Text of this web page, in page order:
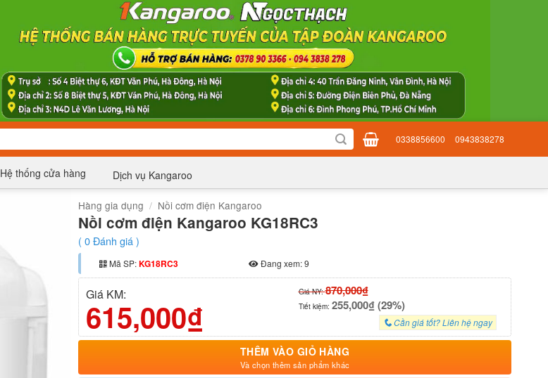
0338856600 0943838278
Hệ thống cửa hàng Dịch vụ Kangaroo
Hàng gia dụng / Nồi cơm điện Kangaroo
Nồi cơm điện Kangaroo KG18RC3
( 0Đánh giá )
Mã SP:KG18RC3 Đang xem: 9
Giá KM:
615,000₫
Giá NY:870,000₫
Tiết kiệm: 255,000₫ (29%)
Cần giá tốt? Liên hệ ngay
THÊM VÀO GIỎ HÀNG
Và chọn thêm sản phẩm khác